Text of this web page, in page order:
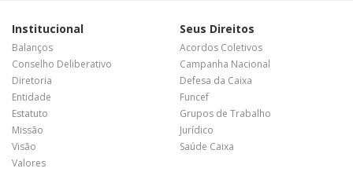
Institucional
Balanços
Conselho Deliberativo
Diretoria
Entidade
Estatuto
Missão
Visão
Valores
Seus Direitos
Acordos Coletivos
Campanha Nacional
Defesa da Caixa
Funcef
Grupos de Trabalho
Jurídico
Saúde Caixa